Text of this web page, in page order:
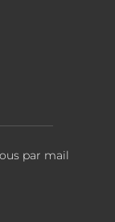
par mail